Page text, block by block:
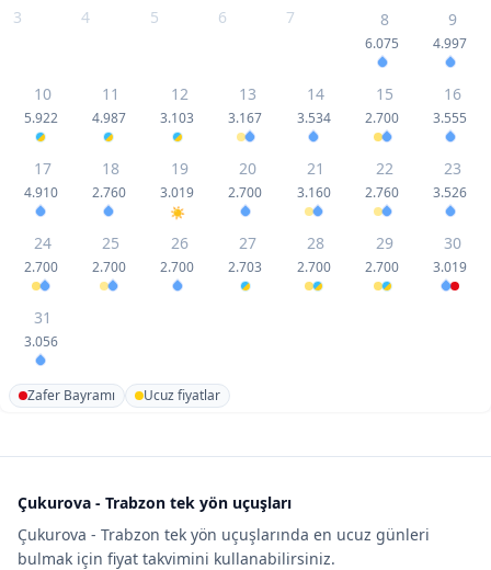
3 4 5 6 7 8
6.075
9
4.997
10
5.922
11
4.987
12
3.103
13
3.167
14
3.534
15
2.700
16
3.555
17
4.910
18
2.760
19
3.019
20
2.700
21
3.160
22
2.760
23
3.526
24
2.700
25
2.700
26
2.700
27
2.703
28
2.700
29
2.700
30
3.019
31
3.056
Zafer Bayramı Ucuz fiyatlar
Çukurova - Trabzon tek yön uçuşları
Çukurova - Trabzon tek yön uçuşlarında en ucuz günleri
bulmak için fiyat takvimini kullanabilirsiniz.